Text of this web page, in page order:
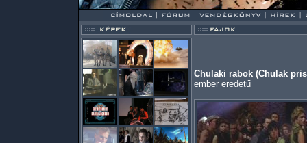
Chulaki rabok (Chulak
ember eredetű